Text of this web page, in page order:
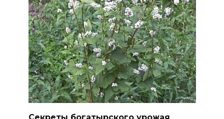
Секреты богатырского урожая